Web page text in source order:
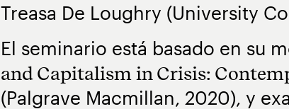
Treasa De Loughry (University
El seminario está basado en su
and Capitalism in Crisis:
(Palgrave Macmillan, 2020), y